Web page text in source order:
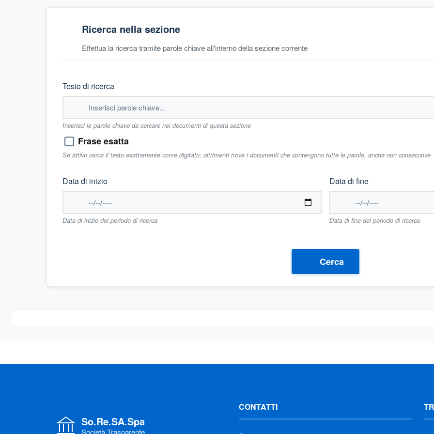
Ricerca nella sezione
Effettua la ricerca tramite parole chiave all'interno della sezione corrente
Testo di ricerca
Inserisci le parole chiave da cercare nei documenti di questa sezione
Frase esatta
Se attivo cerca il testo esattamente come digitato; altrimenti trova i documenti che contengono tutte le parole, anche non consecutive
Data di inizio
Data di inizio del periodo di ricerca
Data di fine
Data di fine del periodo di ricerca
Cerca
So.Re.SA.Spa
Società Trasparente
CONTATTI